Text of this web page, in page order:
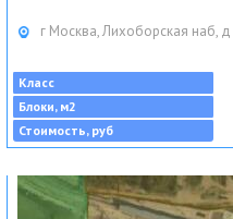
г Москва, Лихоборская наб,
Класс
Блоки, м2
Стоимость, руб